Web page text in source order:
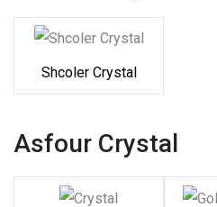
Shcoler Crystal
Asfour Crystal